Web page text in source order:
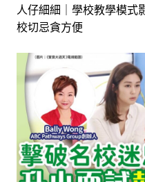
人仔細細｜學校教學模式
校切忌貪方便